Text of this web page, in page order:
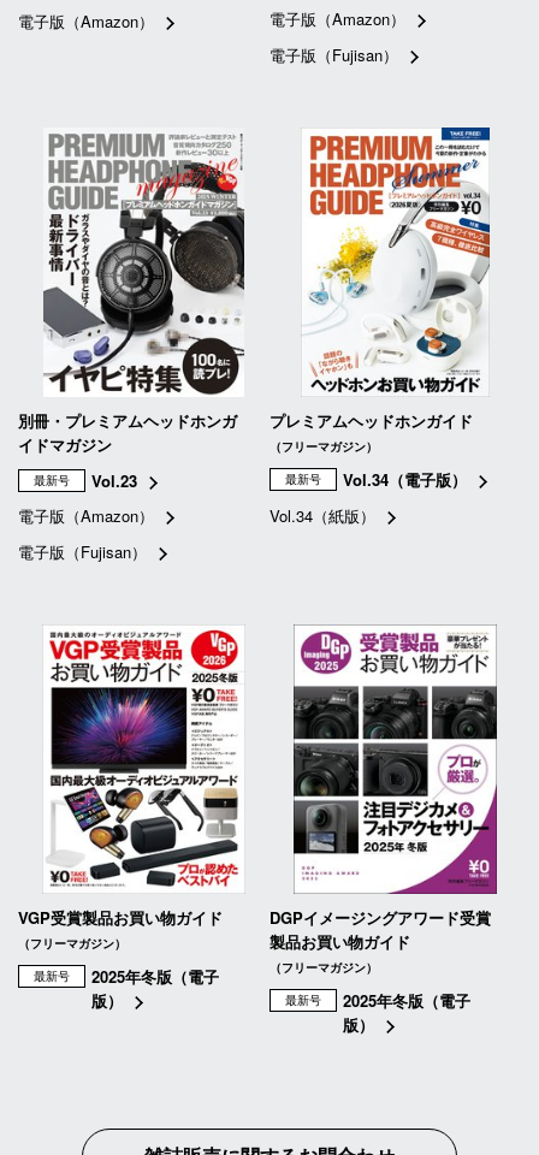
電子版（Amazon）
電子版（Amazon）
電子版（Fujisan）
別冊・プレミアムヘッドホンガ
イドマガジン
最新号
Vol.23
電子版（Amazon）
電子版（Fujisan）
プレミアムヘッドホンガイド
（フリーマガジン）
最新号
Vol.34（電子版）
Vol.34（紙版）
VGP受賞製品お買い物ガイド
（フリーマガジン）
最新号
2025年冬版（電子
版）
DGPイメージングアワード受賞
製品お買い物ガイド
（フリーマガジン）
最新号
2025年冬版（電子
版）